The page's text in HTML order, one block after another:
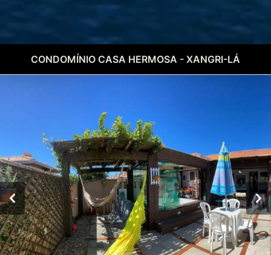
CONDOMÍNIO CASA HERMOSA - XANGRI-LÁ